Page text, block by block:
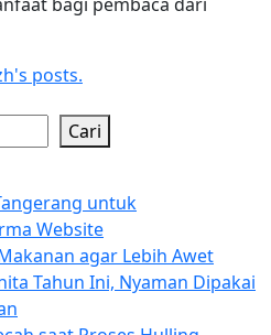
posts.
Cari
untuk
Website
agar Lebih Awet
Tahun Ini, Nyaman Dipakai